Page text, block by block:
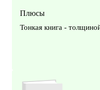
Плюсы
Тонкая книга -